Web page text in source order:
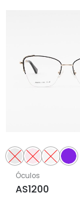
Óculos
AS1200